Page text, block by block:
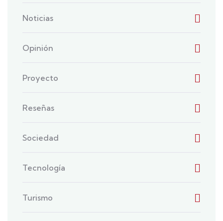
Noticias
Opinión
Proyecto
Reseñas
Sociedad
Tecnología
Turismo